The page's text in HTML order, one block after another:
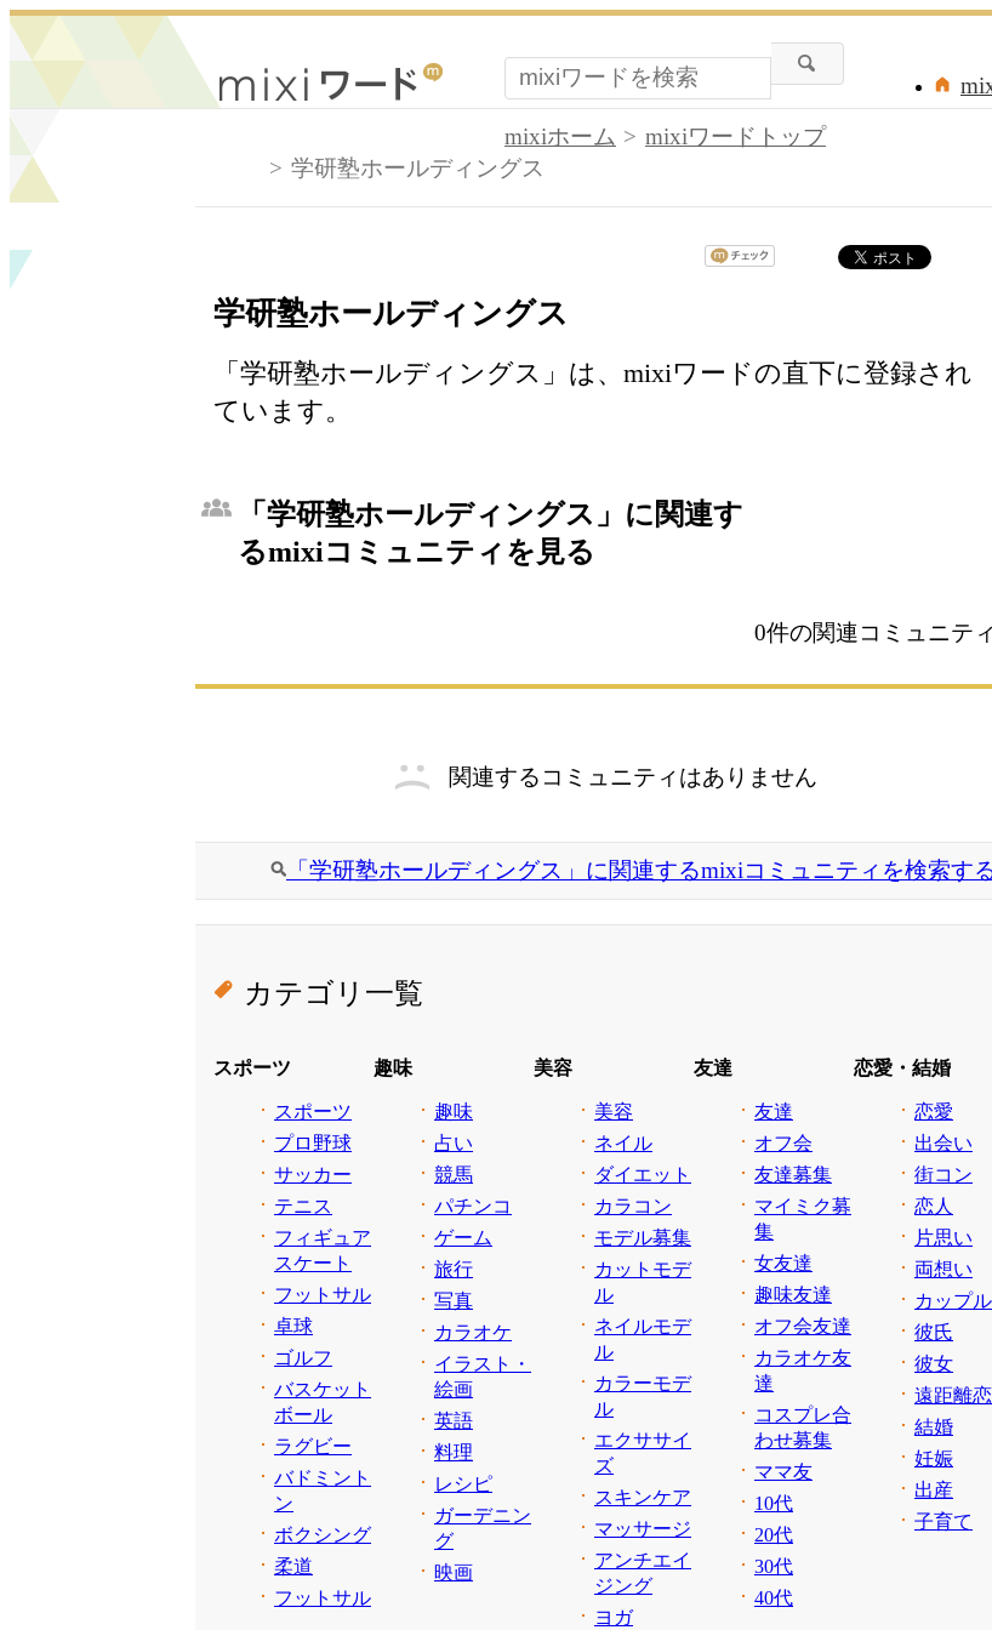
mixiホーム
mixiワードトップ
学研塾ホールディングス
学研塾ホールディングス
「学研塾ホールディングス」は、mixiワードの直下に登録され
ています。
「学研塾ホールディングス」に関連す
るmixiコミュニティを見る
0件の関連コミュニティ
関連するコミュニティはありません
「学研塾ホールディングス」に関連するmixiコミュニティを検索す
カテゴリ一覧
スポーツ
スポーツ
プロ野球
サッカー
テニス
フィギュア
スケート
フットサル
卓球
ゴルフ
バスケット
ボール
ラグビー
バドミント
ン
ボクシング
柔道
フットサル
趣味
趣味
占い
競馬
パチンコ
ゲーム
旅行
写真
カラオケ
イラスト・
絵画
英語
料理
レシピ
ガーデニン
グ
映画
美容
美容
ネイル
ダイエット
カラコン
モデル募集
カットモデ
ル
ネイルモデ
ル
カラーモデ
ル
エクササイ
ズ
スキンケア
マッサージ
アンチエイ
ジング
ヨガ
友達
友達
オフ会
友達募集
マイミク募
集
女友達
趣味友達
オフ会友達
カラオケ友
達
コスプレ合
わせ募集
ママ友
10代
20代
30代
40代
恋愛・結婚
恋愛
出会い
街コン
恋人
片思い
両想い
カップル
彼氏
彼女
遠距離
結婚
妊娠
出産
子育て